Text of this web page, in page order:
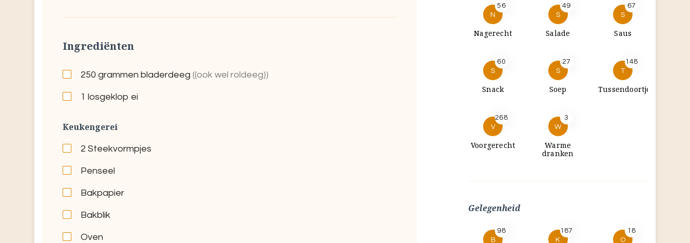
Ingrediënten
250 grammen bladerdeeg((ook wel roldeeg))
1 losgeklop ei
Keukengerei
2 Steekvormpjes
Penseel
Bakpapier
Bakblik
Oven
N
56
Nagerecht
S
49
Salade
S
67
Saus
S
60
Snack
S
27
Soep
T
148
Tussendoortje
V
268
Voorgerecht
W
3
Warme
dranken
Gelegenheid
B
98
K
187
O
18